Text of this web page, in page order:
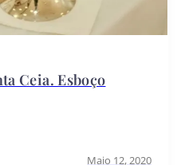
Ceia. Esboço
Maio 12, 2020